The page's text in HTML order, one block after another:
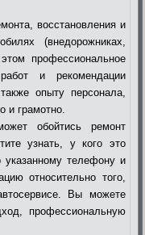
восстановления и
(внедорожниках,
профессиональное
и рекомендации
опыту персонала,
и грамотно.
обойтись ремонт
узнать, у кого это
телефону и
относительно того,
Вы можете
профессиональную